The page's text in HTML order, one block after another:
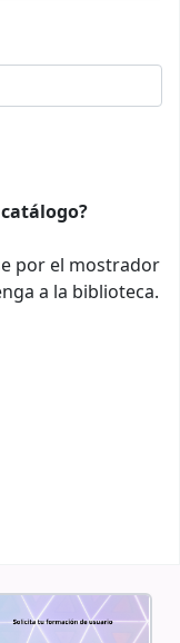
por el mostrador
a la biblioteca.